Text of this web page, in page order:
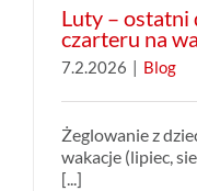
Luty – ostatni
czarteru na
7.2.2026 Blog
Żeglowanie z
wakacje (lipiec,
[...]